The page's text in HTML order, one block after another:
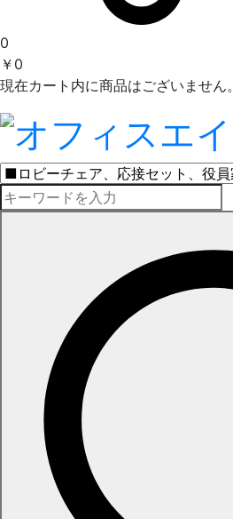
0
￥0
現在カート内に商品はございません。